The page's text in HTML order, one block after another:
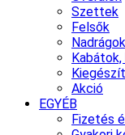
Szettek
Felsők
Akció
EGYÉB
Fizetés